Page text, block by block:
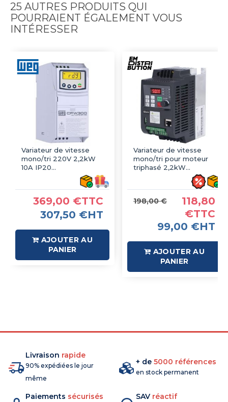
25 AUTRES PRODUITS QUI
POURRAIENT ÉGALEMENT VOUS
INTÉRESSER
Variateur de vitesse
mono/tri 220V 2,2kW
10A IP20
CFW300B10P0B2DB20
369,00 €TTC
307,50 €HT
AJOUTER AU
PANIER
Variateur de vitesse
mono/tri pour moteur
triphasé 2,2kW
220/380V 10A IP20 -
198,00 €
118,80
€TTC
99,00 €HT
AJOUTER AU
PANIER
Livraison rapide
90% expédiées le jour
même
+ de 5000 références
en stock permanent
Paiements sécurisés SAV réactif